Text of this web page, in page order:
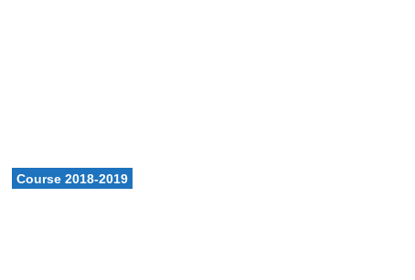
Course 2018-2019